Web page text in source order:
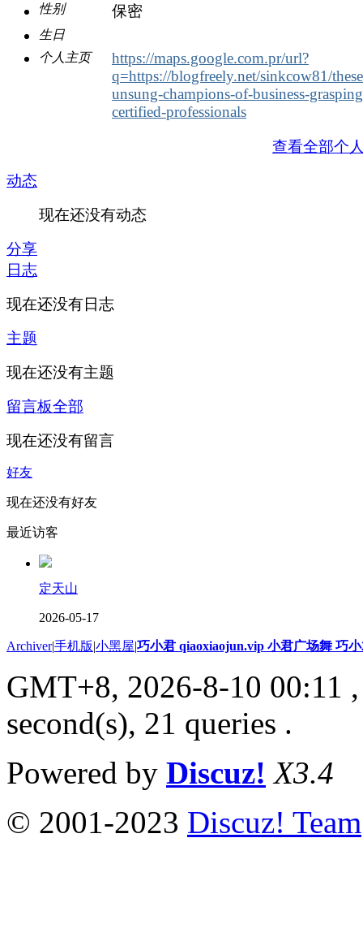
性别 保密
生日
个人主页
https://maps.google.com.pr/url?
q=https://blogfreely.net/sinkcow81/
unsung-champions-of-business-
certified-professionals
查看全部个
动态
现在还没有动态
分享
日志
现在还没有日志
主题
现在还没有主题
留言板全部
现在还没有留言
好友
现在还没有好友
最近访客
定天山
2026-05-17
Archiver|手机版|小黑屋|巧小君 qiaoxiaojun.vip 小君广场舞 巧
GMT+8, 2026-8-10 00:11
second(s), 21 queries .
Powered by Discuz! X3.4
© 2001-2023 Discuz! Team